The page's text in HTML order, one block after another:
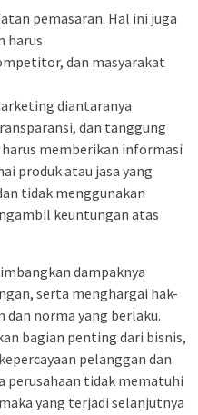
pemasaran. Hal ini juga
harus
dan masyarakat
diantaranya
dan tanggung
memberikan informasi
produk atau jasa yang
tidak menggunakan
keuntungan atas
dampaknya
serta menghargai hak-
dan norma yang berlaku.
bagian penting dari bisnis,
pelanggan dan
perusahaan tidak mematuhi
yang terjadi selanjutnya